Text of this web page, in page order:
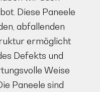
Diese Paneele
abfallenden
ermöglicht
Defekts und
Weise
Paneele sind